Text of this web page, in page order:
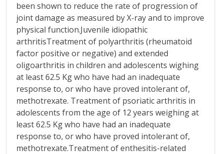
been shown to reduce the rate of progression of
joint damage as measured by X-ray and to improve
physical function.Juvenile idiopathic
arthritisTreatment of polyarthritis (rheumatoid
factor positive or negative) and extended
oligoarthritis in children and adolescents wighing
at least 62.5 Kg who have had an inadequate
response to, or who have proved intolerant of,
methotrexate. Treatment of psoriatic arthritis in
adolescents from the age of 12 years weighing at
least 62.5 Kg who have had an inadequate
response to, or who have proved intolerant of,
methotrexate.Treatment of enthesitis-related